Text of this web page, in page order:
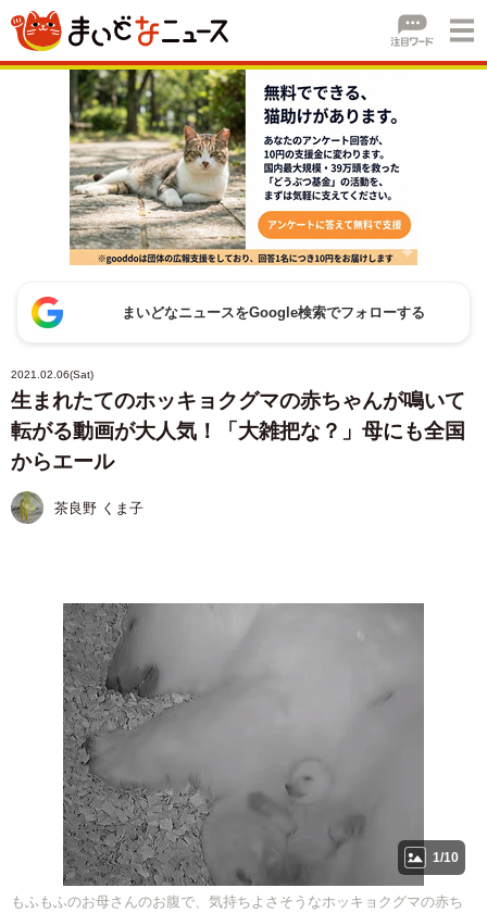
まいどなニュースをGoogle検索でフォローする
2021.02.06(Sat)
生まれたてのホッキョクグマの赤ちゃんが鳴いて
転がる動画が大人気！「大雑把な？」母にも全国
からエール
茶良野 くま子
1/10
もふもふのお母さんのお腹で、気持ちよさそうなホッキョクグマの赤ち